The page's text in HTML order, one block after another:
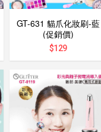
GT-631 貓爪化妝刷-藍
(促銷價)
$129